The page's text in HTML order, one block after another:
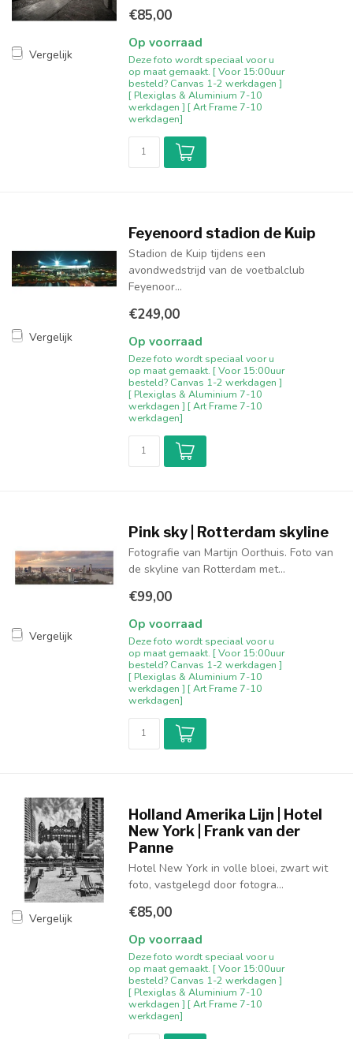
Vergelijk
€85,00
Op voorraad
Deze foto wordt speciaal voor u
op maat gemaakt. [ Voor 15:00uur
besteld? Canvas 1-2 werkdagen ]
[ Plexiglas & Aluminium 7-10
werkdagen ] [ Art Frame 7-10
werkdagen]
Vergelijk
Feyenoord stadion de Kuip
Stadion de Kuip tijdens een
avondwedstrijd van de voetbalclub
Feyenoor...
€249,00
Op voorraad
Deze foto wordt speciaal voor u
op maat gemaakt. [ Voor 15:00uur
besteld? Canvas 1-2 werkdagen ]
[ Plexiglas & Aluminium 7-10
werkdagen ] [ Art Frame 7-10
werkdagen]
Vergelijk
Pink sky | Rotterdam skyline
Fotografie van Martijn Oorthuis. Foto van
de skyline van Rotterdam met...
€99,00
Op voorraad
Deze foto wordt speciaal voor u
op maat gemaakt. [ Voor 15:00uur
besteld? Canvas 1-2 werkdagen ]
[ Plexiglas & Aluminium 7-10
werkdagen ] [ Art Frame 7-10
werkdagen]
Vergelijk
Holland Amerika Lijn | Hotel
New York | Frank van der
Panne
Hotel New York in volle bloei, zwart wit
foto, vastgelegd door fotogra...
€85,00
Op voorraad
Deze foto wordt speciaal voor u
op maat gemaakt. [ Voor 15:00uur
besteld? Canvas 1-2 werkdagen ]
[ Plexiglas & Aluminium 7-10
werkdagen ] [ Art Frame 7-10
werkdagen]